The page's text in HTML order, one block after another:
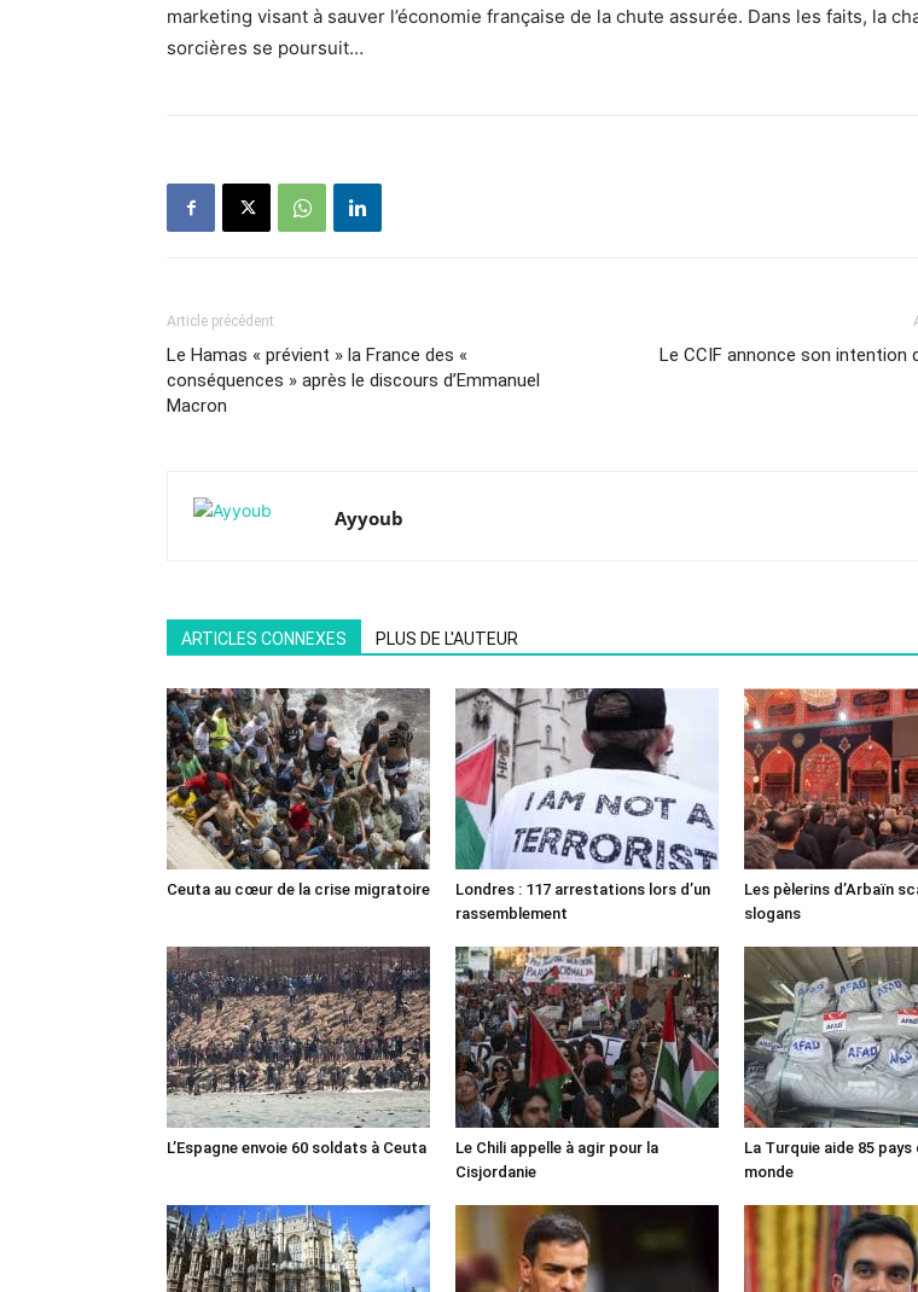
marketing visant à sauver l’économie française de la chute assurée. Dans les faits, la
sorcières se poursuit…
Article précédent
Le Hamas « prévient » la France des «
conséquences » après le discours d’Emmanuel
Macron
Le CCIF annonce son intention
Ayyoub
ARTICLES CONNEXES PLUS DE L'AUTEUR
Ceuta au cœur de la crise migratoire
Londres : 117 arrestations lors d’un
rassemblement
Les pèlerins d’Arbaïn
slogans
L’Espagne envoie 60 soldats à Ceuta
Le Chili appelle à agir pour la
Cisjordanie
La Turquie aide 85 pays
monde